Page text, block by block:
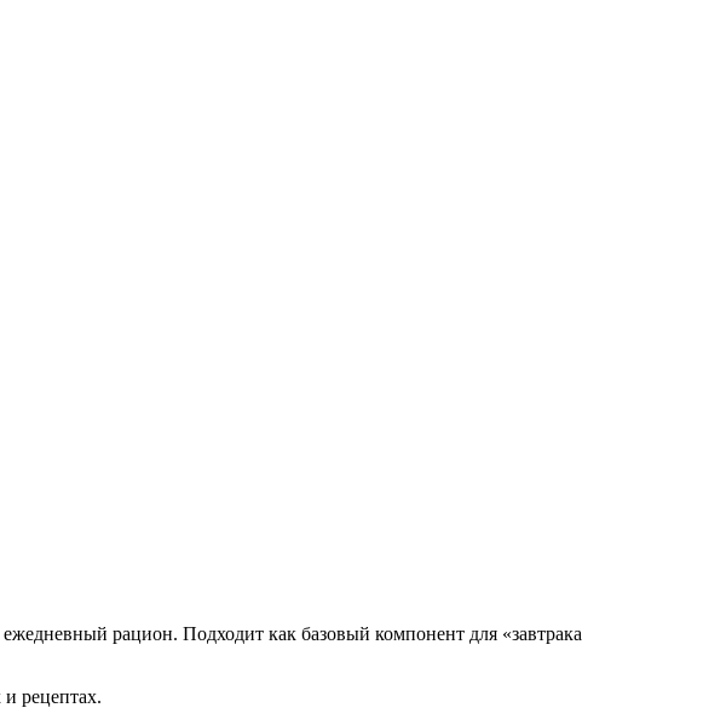
рацион. Подходит как базовый компонент для «завтрака
и рецептах.